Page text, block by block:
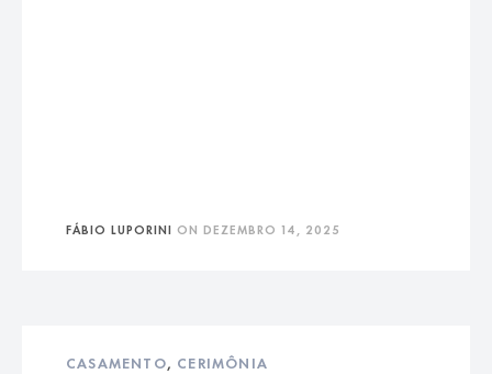
FÁBIO LUPORINI ON DEZEMBRO 14, 2025
CASAMENTO, CERIMÔNIA